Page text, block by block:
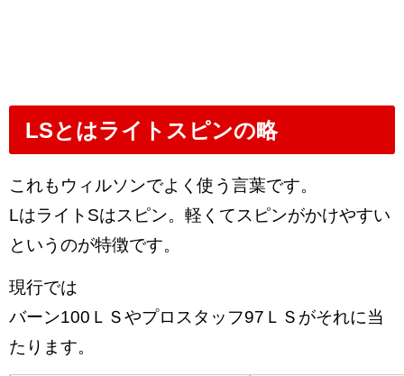
LSとはライトスピンの略
これもウィルソンでよく使う言葉です。
LはライトSはスピン。軽くてスピンがかけやすい
というのが特徴です。
現行では
バーン100ＬＳやプロスタッフ97ＬＳがそれに当
たります。